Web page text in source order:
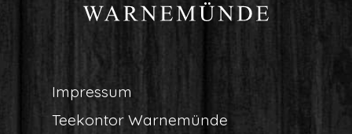
Impres­sum
Tee­kon­tor Warnemünde